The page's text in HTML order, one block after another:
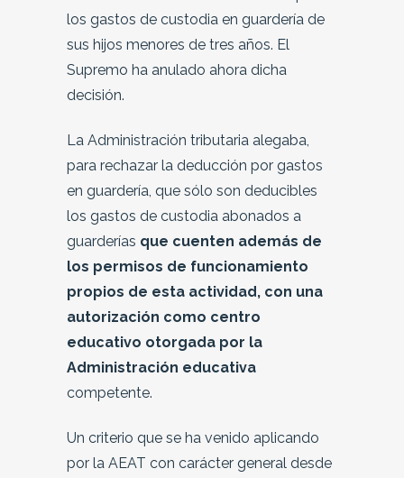
los gastos de custodia en guardería de
sus hijos menores de tres años. El
Supremo ha anulado ahora dicha
decisión.
La Administración tributaria alegaba,
para rechazar la deducción por gastos
en guardería, que sólo son deducibles
los gastos de custodia abonados a
guarderías que cuenten además de
los permisos de funcionamiento
propios de esta actividad, con una
autorización como centro
educativo otorgada por la
Administración educativa
competente.
Un criterio que se ha venido aplicando
por la AEAT con carácter general desde